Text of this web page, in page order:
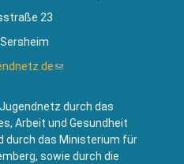
23
(Link
Mail)
durch das
Arbeit und Gesundheit
durch das Ministerium für
sowie durch die